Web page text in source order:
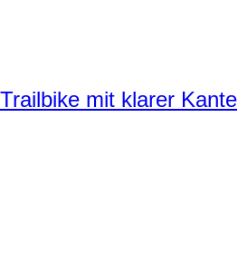
mit klarer Kante